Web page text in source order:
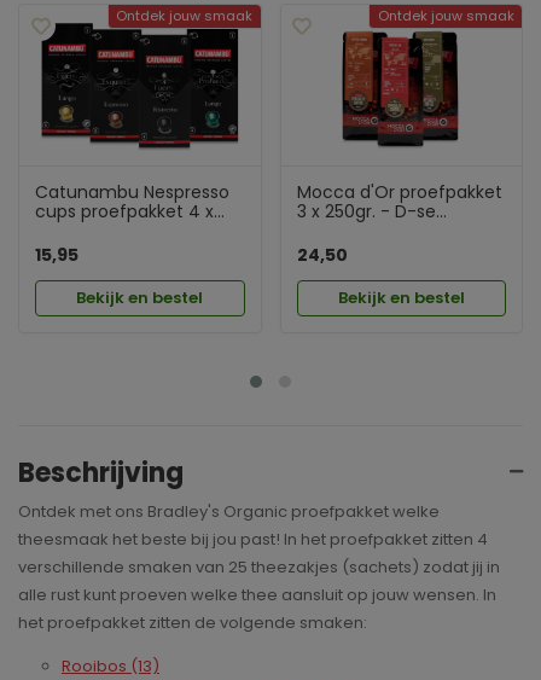
Beschrijving
Ontdek met ons Bradley's Organic proefpakket welke
theesmaak het beste bij jou past! In het proefpakket zitten 4
verschillende smaken van 25 theezakjes (sachets) zodat jij in
alle rust kunt proeven welke thee aansluit op jouw wensen. In
het proefpakket zitten de volgende smaken:
Rooibos (13)
Ontdek jouw smaak
Catunambu Nespresso
cups proefpakket 4 x...
15,95
Bekijk en bestel
Ontdek jouw smaak
Mocca d'Or proefpakket
3 x 250gr. - D-se...
24,50
Bekijk en bestel